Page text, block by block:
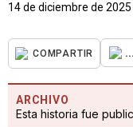
14 de diciembre de 2025
COMPARTIR ...
ARCHIVO
Esta historia fue